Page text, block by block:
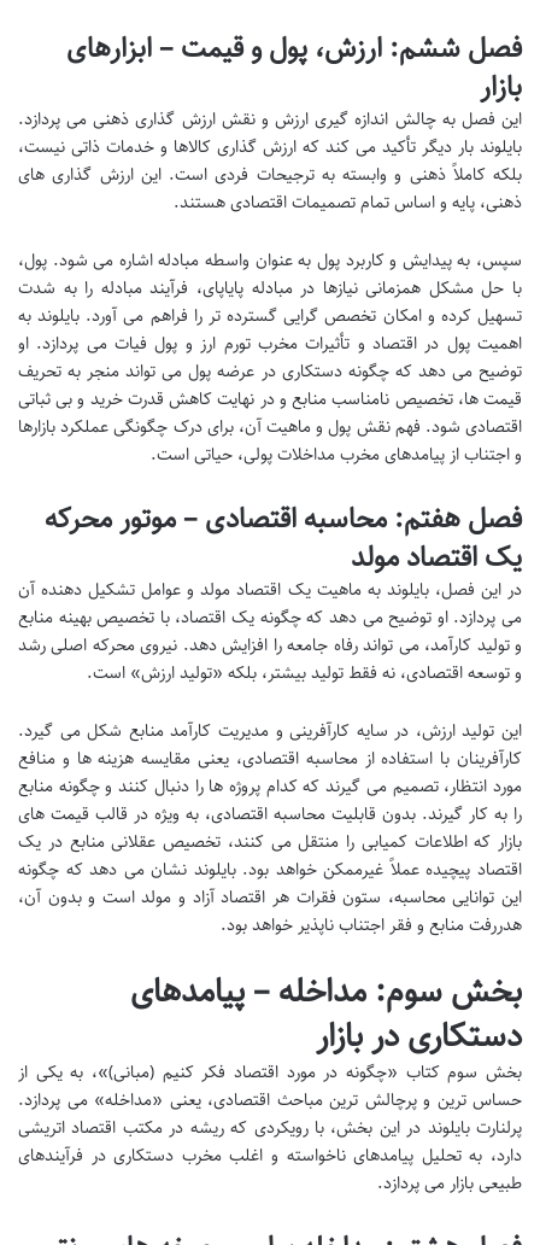
فصل ششم: ارزش، پول و قیمت – ابزارهای
بازار
این فصل به چالش اندازه گیری ارزش و نقش ارزش گذاری ذهنی می پردازد.
بایلوند بار دیگر تأکید می کند که ارزش گذاری کالاها و خدمات ذاتی نیست،
بلکه کاملاً ذهنی و وابسته به ترجیحات فردی است. این ارزش گذاری های
ذهنی، پایه و اساس تمام تصمیمات اقتصادی هستند.
سپس، به پیدایش و کاربرد پول به عنوان واسطه مبادله اشاره می شود. پول،
با حل مشکل همزمانی نیازها در مبادله پایاپای، فرآیند مبادله را به شدت
تسهیل کرده و امکان تخصص گرایی گسترده تر را فراهم می آورد. بایلوند به
اهمیت پول در اقتصاد و تأثیرات مخرب تورم ارز و پول فیات می پردازد. او
توضیح می دهد که چگونه دستکاری در عرضه پول می تواند منجر به تحریف
قیمت ها، تخصیص نامناسب منابع و در نهایت کاهش قدرت خرید و بی ثباتی
اقتصادی شود. فهم نقش پول و ماهیت آن، برای درک چگونگی عملکرد بازارها
و اجتناب از پیامدهای مخرب مداخلات پولی، حیاتی است.
فصل هفتم: محاسبه اقتصادی – موتور محرکه
یک اقتصاد مولد
در این فصل، بایلوند به ماهیت یک اقتصاد مولد و عوامل تشکیل دهنده آن
می پردازد. او توضیح می دهد که چگونه یک اقتصاد، با تخصیص بهینه منابع
و تولید کارآمد، می تواند رفاه جامعه را افزایش دهد. نیروی محرکه اصلی رشد
و توسعه اقتصادی، نه فقط تولید بیشتر، بلکه «تولید ارزش» است.
این تولید ارزش، در سایه کارآفرینی و مدیریت کارآمد منابع شکل می گیرد.
کارآفرینان با استفاده از محاسبه اقتصادی، یعنی مقایسه هزینه ها و منافع
مورد انتظار، تصمیم می گیرند که کدام پروژه ها را دنبال کنند و چگونه منابع
را به کار گیرند. بدون قابلیت محاسبه اقتصادی، به ویژه در قالب قیمت های
بازار که اطلاعات کمیابی را منتقل می کنند، تخصیص عقلانی منابع در یک
اقتصاد پیچیده عملاً غیرممکن خواهد بود. بایلوند نشان می دهد که چگونه
این توانایی محاسبه، ستون فقرات هر اقتصاد آزاد و مولد است و بدون آن،
هدررفت منابع و فقر اجتناب ناپذیر خواهد بود.
بخش سوم: مداخله – پیامدهای
دستکاری در بازار
بخش سوم کتاب «چگونه در مورد اقتصاد فکر کنیم (مبانی)»، به یکی از
حساس ترین و پرچالش ترین مباحث اقتصادی، یعنی «مداخله» می پردازد.
پرلنارت بایلوند در این بخش، با رویکردی که ریشه در مکتب اقتصاد اتریشی
دارد، به تحلیل پیامدهای ناخواسته و اغلب مخرب دستکاری در فرآیندهای
طبیعی بازار می پردازد.